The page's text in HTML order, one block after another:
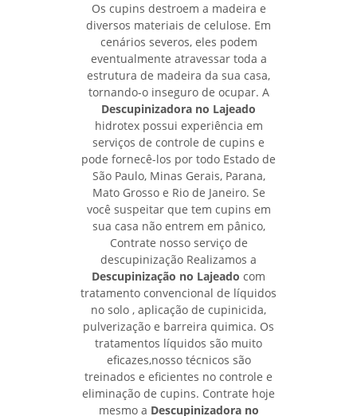
Os cupins destroem a madeira e
diversos materiais de celulose. Em
cenários severos, eles podem
eventualmente atravessar toda a
estrutura de madeira da sua casa,
tornando-o inseguro de ocupar. A
Descupinizadora no Lajeado
hidrotex possui experiência em
serviços de controle de cupins e
pode fornecê-los por todo Estado de
São Paulo, Minas Gerais, Parana,
Mato Grosso e Rio de Janeiro. Se
você suspeitar que tem cupins em
sua casa não entrem em pânico,
Contrate nosso serviço de
descupinização Realizamos a
Descupinização no Lajeado com
tratamento convencional de líquidos
no solo , aplicação de cupinicida,
pulverização e barreira quimica. Os
tratamentos líquidos são muito
eficazes,nosso técnicos são
treinados e eficientes no controle e
eliminação de cupins. Contrate hoje
mesmo a Descupinizadora no